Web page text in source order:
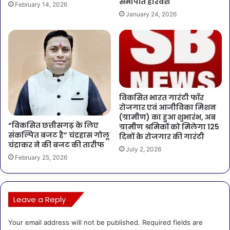
February 14, 2026
January 24, 2026
“विकसित छत्तीसगढ़ के लिए
संकल्पित बजट है” चंद्रहास गोलू
चंद्राकर ने की बजट की तारीफ
February 25, 2026
विकसित भारत गारंटी फॉर
रोजगार एवं आजीविका मिशन
(ग्रामीण) का हुआ शुभारंभ, अब
ग्रामीण श्रमिकों को मिलेगा 125
दिनों के रोजगार की गारंटी
July 2, 2026
Leave a Reply
Your email address will not be published. Required fields are